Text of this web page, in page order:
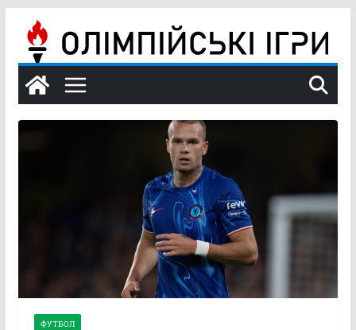
вмісту
ФУТБОЛ